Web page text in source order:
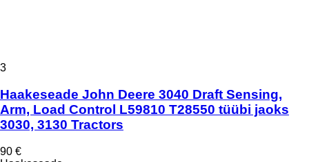
3
Haakeseade John Deere 3040 Draft Sensing,
Arm, Load Control L59810 T28550 tüübi jaoks
3030, 3130 Tractors
90 €